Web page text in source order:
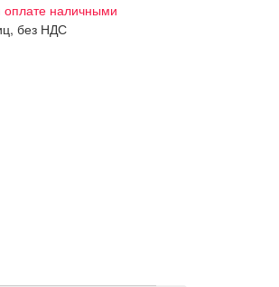
оплате наличными
без НДС